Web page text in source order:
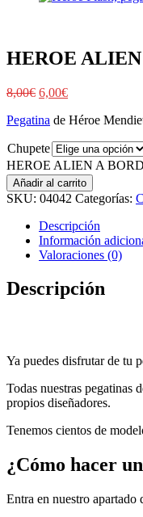
HEROE
8,00€ 6,00€
Pegatina de Héroe
Chupete
HEROE ALIEN A
Añadir al carrito
SKU: 04042 Categorías:
Descripción
Información
Valoraciones (0)
Descripción
Ya puedes disfrutar de tu
Todas nuestras pegatinas
propios diseñadores.
Tenemos cientos de
¿Cómo hacer
Entra en nuestro apartado